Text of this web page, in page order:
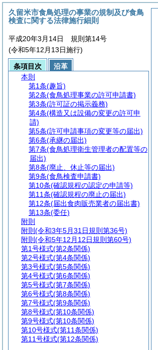
久留米市食鳥処理の事業の規制及び食鳥
検査に関する法律施行細則
平成20年3月14日 規則第14号
(令和5年12月13日施行)
条項目次
沿革
本則
第1条(趣旨)
第2条(食鳥処理事業の許可申請書)
第3条(許可証の掲示義務)
第4条(構造又は設備の変更の許可申
請)
第5条(許可申請事項の変更等の届出)
第6条(承継の届出)
第7条(食鳥処理衛生管理者の配置等の
届出)
第8条(廃止、休止等の届出)
第9条(食鳥検査申請書)
第10条(確認規程の認定の申請等)
第11条(確認規程の廃止の届出)
第12条(届出食肉販売業者の届出書)
第13条(委任)
附則
附則 (令和3年5月31日規則第36号)
附則 (令和5年12月12日規則第60号)
第1号様式(第2条関係)
第2号様式(第4条関係)
第3号様式(第5条関係)
第4号様式(第6条関係)
第5号様式(第7条関係)
第6号様式(第8条関係)
第7号様式(第9条関係)
第8号様式(第10条関係)
第9号様式(第10条関係)
第10号様式(第11条関係)
第11号様式(第12条関係)